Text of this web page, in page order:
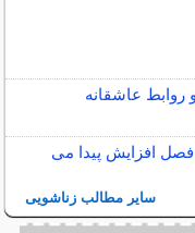
روابط عاشقانه
افزایش پیدا می
سایر مطالب زناشویی